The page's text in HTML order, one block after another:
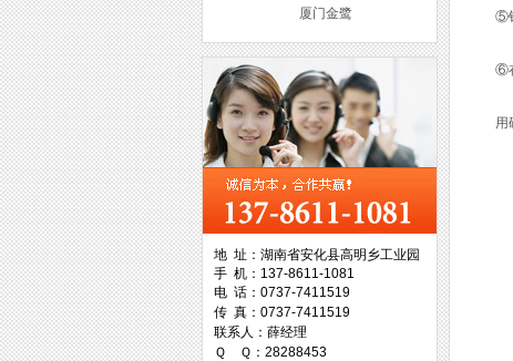
厦门金鹭
西工集团
台湾协威机械
地 址：湖南省安化县高明乡工业园
手 机：137-8611-1081
电 话：0737-7411519
传 真：0737-7411519
联系人：薛经理
Ｑ Ｑ：28288453
⑤钻
⑥在
用